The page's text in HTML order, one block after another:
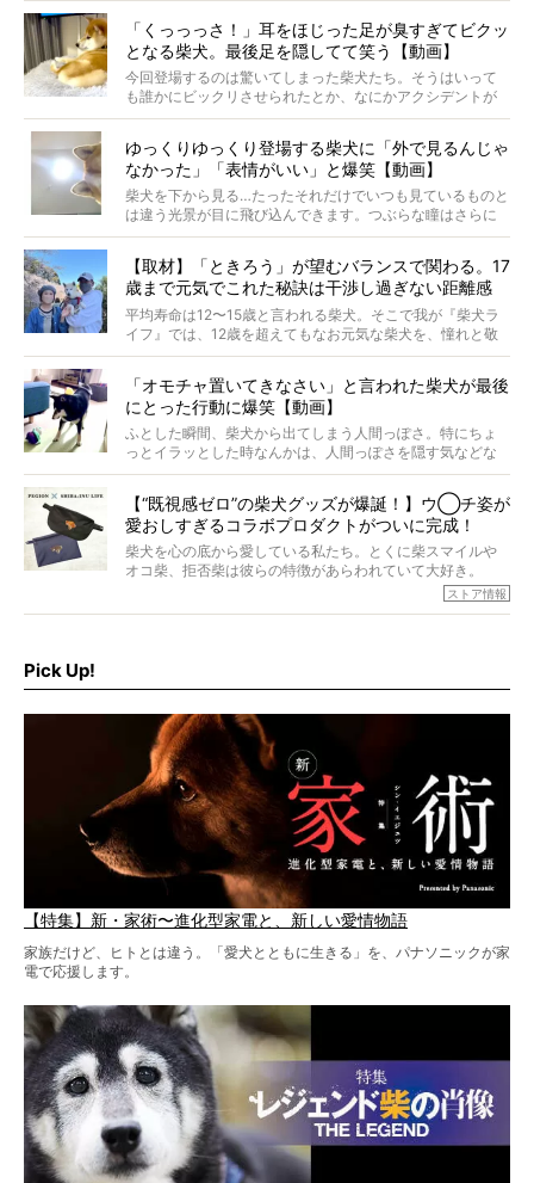
がるのでしょうか。
最近版画製作を始めた、お笑いコンビ「ニューヨーク」の
屋敷裕政さんに、拒否柴を掘っていただきました！ イン
タビューと合わせてご覧ください。
「くっっっさ！」耳をほじった足が臭すぎてビクッ
となる柴犬。最後足を隠してて笑う【動画】
今回登場するのは驚いてしまった柴犬たち。そうはいって
も誰かにビックリさせられたとか、なにかアクシデントが
起きたとか、そういうことが原因ではありません。全ての
ゆっくりゆっくり登場する柴犬に「外で見るんじゃ
なかった」「表情がいい」と爆笑【動画】
柴犬を下から見る…たったそれだけでいつも見ているものと
は違う光景が目に飛び込んできます。つぶらな瞳はさらに
つぶらに見え、モフモフのお顔はさらにモフモフに見えま
【取材】「ときろう」が望むバランスで関わる。17
歳まで元気でこれた秘訣は干渉し過ぎない距離感
#38ときろう
平均寿命は12〜15歳と言われる柴犬。そこで我が『柴犬ラ
イフ』では、12歳を超えてもなお元気な柴犬を、憧れと敬
意を込めて“レジェンド柴”と呼んでいます。 この特集で
ォーカスし、その元気の秘訣や、老犬と暮らすうえで大切
だと思うことを、オーナーさんに語っていただきます。今
回登場してくれたのは、17歳のときろうくん。小さい頃か
ら食が細かったため、何でも食べさせてきたということで
「オモチャ置いてきなさい」と言われた柴犬が最後
にとった行動に爆笑【動画】
ふとした瞬間、柴犬から出てしまう人間っぽさ。特にちょ
っとイラッとした時なんかは、人間っぽさを隠す気などな
いように見えます。もしかして本当の本当は、中身は人間
【“既視感ゼロ”の柴犬グッズが爆誕！】ウ◯チ姿が
愛おしすぎるコラボプロダクトがついに完成！
柴犬を心の底から愛している私たち。とくに柴スマイルや
オコ柴、拒否柴は彼らの特徴があらわれていて大好き。
でもちょっと待て…もうひとつ、忘れてはならない愛おしい
ストア情報
Pick Up!
【特集】新・家術〜進化型家電と、新しい愛情物語
家族だけど、ヒトとは違う。「愛犬とともに生きる」を、パナソニックが家
電で応援します。